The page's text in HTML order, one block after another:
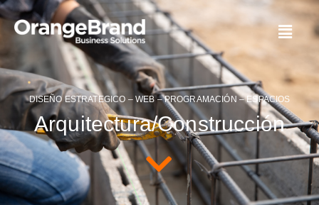
DISEÑO ESTRATEGICO – WEB – PROGRAMACIÓN – ESPACIOS
Arquitectura/Construcción